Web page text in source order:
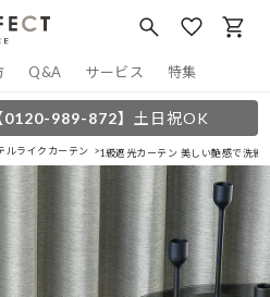
Q&A サービス 特集
0120-989-872】 土日祝OK
ルライクカーテン 1級遮光カーテン 美しい艶感で洗練